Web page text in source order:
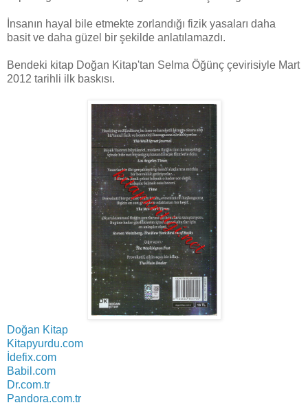
İnsanın hayal bile etmekte zorlandığı fizik yasaları daha
basit ve daha güzel bir şekilde anlatılamazdı.
Bendeki kitap Doğan Kitap'tan Selma Öğünç çevirisiyle Mart
2012 tarihli ilk baskısı.
Doğan Kitap
Kitapyurdu.com
İdefix.com
Babil.com
Dr.com.tr
Pandora.com.tr